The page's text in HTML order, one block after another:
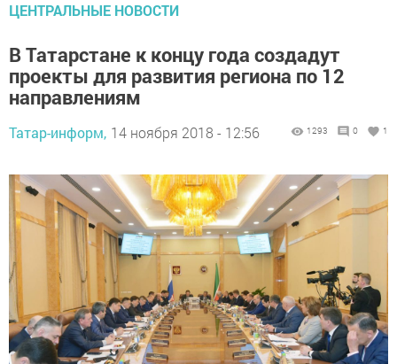
ЦЕНТРАЛЬНЫЕ НОВОСТИ
В Татарстане к концу года создадут
проекты для развития региона по 12
направлениям
Татар-информ, 14 ноября 2018 - 12:56 1293 0 1